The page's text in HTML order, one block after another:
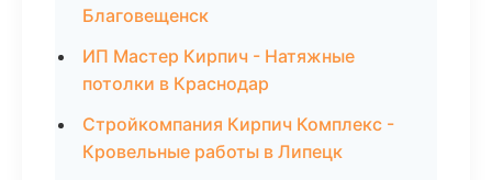
Благовещенск
ИП Мастер Кирпич - Натяжные
потолки в Краснодар
Стройкомпания Кирпич Комплекс -
Кровельные работы в Липецк